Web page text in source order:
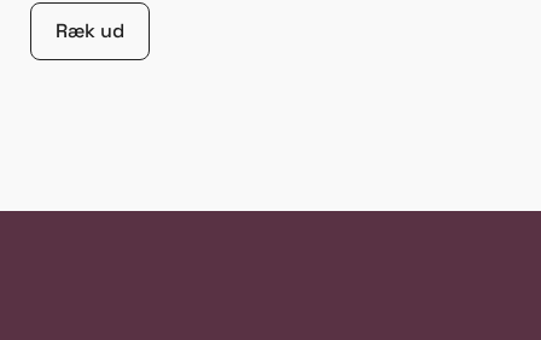
Ræk ud